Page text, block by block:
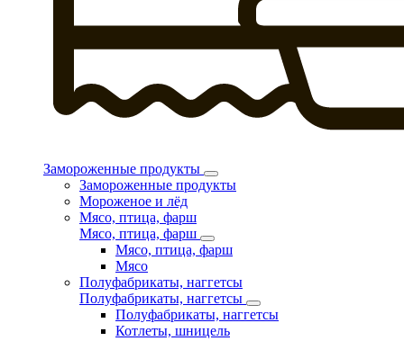
Замороженные продукты
Замороженные продукты
Мороженое и лёд
Мясо, птица, фарш
Мясо, птица, фарш
Мясо, птица, фарш
Мясо
Полуфабрикаты, наггетсы
Полуфабрикаты, наггетсы
Полуфабрикаты, наггетсы
Котлеты, шницель